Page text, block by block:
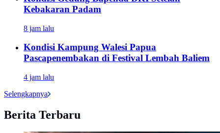
Kebakaran Padam
8 jam lalu
Kondisi Kampung Walesi Papua
Pascapenembakan di Festival Lembah Baliem
4 jam lalu
Selengkapnya
Berita Terbaru